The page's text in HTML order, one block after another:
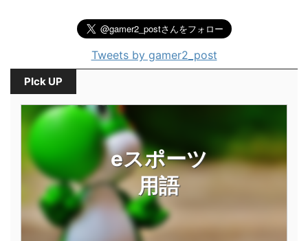
Tweets by gamer2_post
PIck UP
eスポーツ
用語